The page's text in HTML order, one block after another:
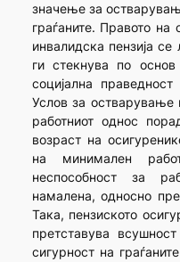
значење за
граѓаните. Правото на
инвалидска пензија
ги стекнува по
социјална
Услов за остварување
работниот однос
возраст на
на минимален
неспособност за
намалена, односно
Така, пензиското
претставува
сигурност на